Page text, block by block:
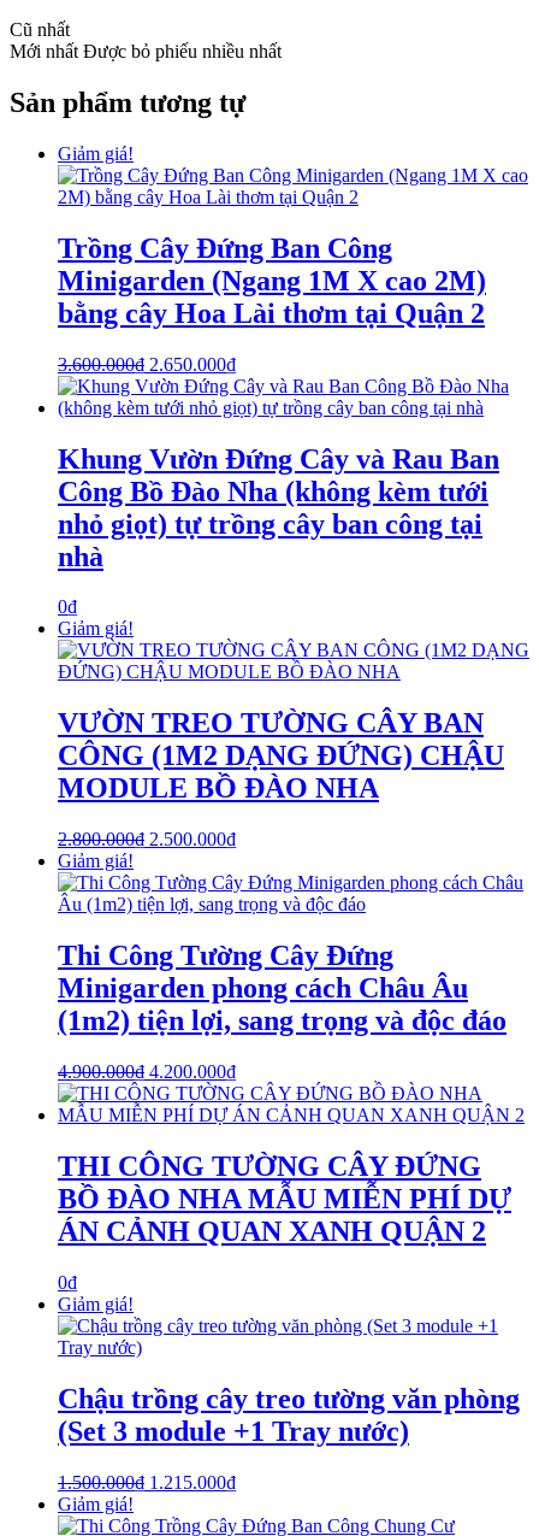
Cũ nhất
Mới nhất Được bỏ phiếu nhiều nhất
Sản phẩm tương tự
Giảm giá!
Trồng Cây Đứng Ban Công
Minigarden (Ngang 1M X cao 2M)
bằng cây Hoa Lài thơm tại Quận 2
3.600.000₫ 2.650.000₫
Khung Vườn Đứng Cây và Rau Ban
Công Bồ Đào Nha (không kèm tưới
nhỏ giọt) tự trồng cây ban công tại
nhà
0₫
Giảm giá!
VƯỜN TREO TƯỜNG CÂY BAN
CÔNG (1M2 DẠNG ĐỨNG) CHẬU
MODULE BỒ ĐÀO NHA
2.800.000₫ 2.500.000₫
Giảm giá!
Thi Công Tường Cây Đứng
Minigarden phong cách Châu Âu
(1m2) tiện lợi, sang trọng và độc đáo
4.900.000₫ 4.200.000₫
THI CÔNG TƯỜNG CÂY ĐỨNG
BỒ ĐÀO NHA MẪU MIỄN PHÍ DỰ
ÁN CẢNH QUAN XANH QUẬN 2
0₫
Giảm giá!
Chậu trồng cây treo tường văn phòng
(Set 3 module +1 Tray nước)
1.500.000₫ 1.215.000₫
Giảm giá!